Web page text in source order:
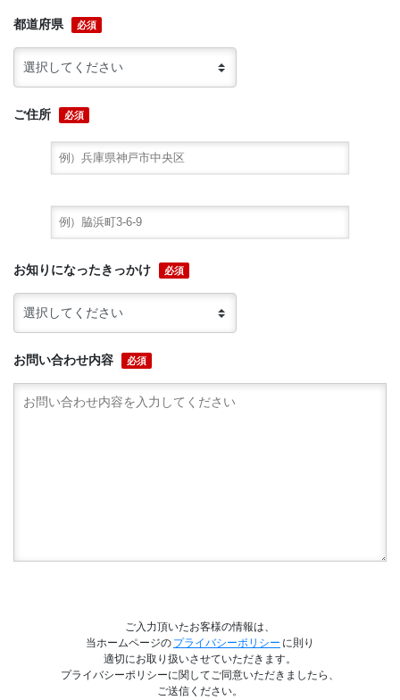
都道府県 必須
ご住所 必須
お知りになったきっかけ 必須
お問い合わせ内容 必須
ご入力頂いたお客様の情報は、
当ホームページの プライバシーポリシー に則り
適切にお取り扱いさせていただきます。
プライバシーポリシーに関してご同意いただきましたら、
ご送信ください。